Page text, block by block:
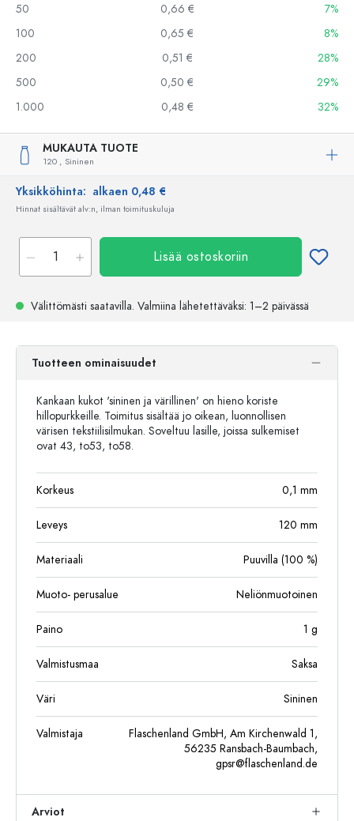
50
0,66 €
7%
100
0,65 €
8%
200
0,51 €
28%
500
0,50 €
29%
1.000
0,48 € 32%
MUKAUTA TUOTE
120 , Sininen
Yksikköhinta: alkaen 0,48 €
Hinnat sisältävät alv:n, ilman toimituskuluja
Lisää ostoskoriin
Välittömästi saatavilla. Valmiina lähetettäväksi: 1–2 päivässä
Tuotteen ominaisuudet
Kankaan kukot 'sininen ja värillinen' on hieno koriste
hillopurkkeille. Toimitus sisältää jo oikean, luonnollisen
värisen tekstiilisilmukan. Soveltuu lasille, joissa sulkemiset
ovat 43, to53, to58.
Korkeus 0,1 mm
Leveys 120 mm
Materiaali Puuvilla (100 %)
Muoto- perusalue Neliönmuotoinen
Paino 1 g
Valmistusmaa Saksa
Väri Sininen
Valmistaja
Flaschenland GmbH, Am Kirchenwald 1,
56235 Ransbach-Baumbach,
gpsr@flaschenland.de
Arviot